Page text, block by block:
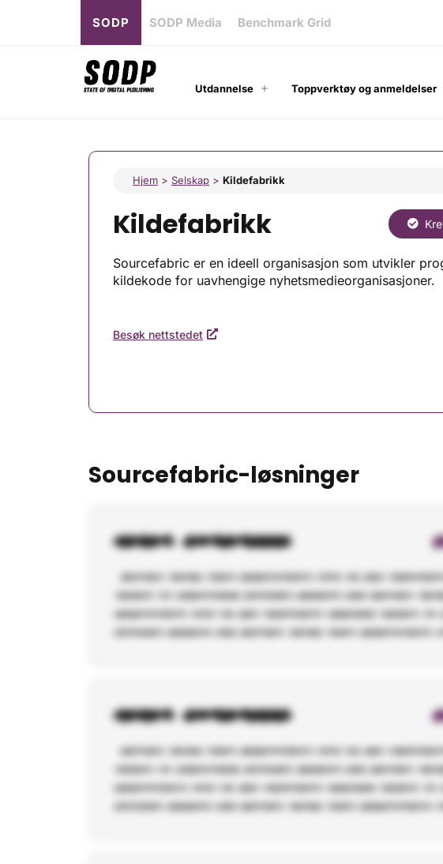
SODP SODP Media Benchmark Grid
Utdannelse Toppverktøy og anmeldelser
Hjem > Selskap > Kildefabrikk
Kildefabrikk
Sourcefabric er en ideell organisasjon som utvikler
kildekode for uavhengige nyhetsmedieorganisasjoner.
Besøk nettstedet
Sourcefabric-løsninger